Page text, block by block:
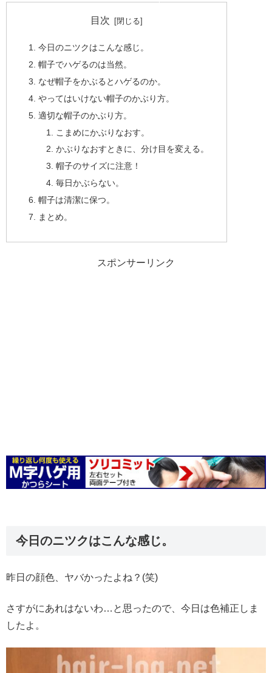
目次
今日のニツクはこんな感じ。
帽子でハゲるのは当然。
なぜ帽子をかぶるとハゲるのか。
やってはいけない帽子のかぶり方。
適切な帽子のかぶり方。
こまめにかぶりなおす。
かぶりなおすときに、分け目を変える。
帽子のサイズに注意！
毎日かぶらない。
帽子は清潔に保つ。
まとめ。
スポンサーリンク
今日のニツクはこんな感じ。
昨日の顔色、ヤバかったよね？(笑)
さすがにあれはないわ…と思ったので、今日は色補正しま
したよ。